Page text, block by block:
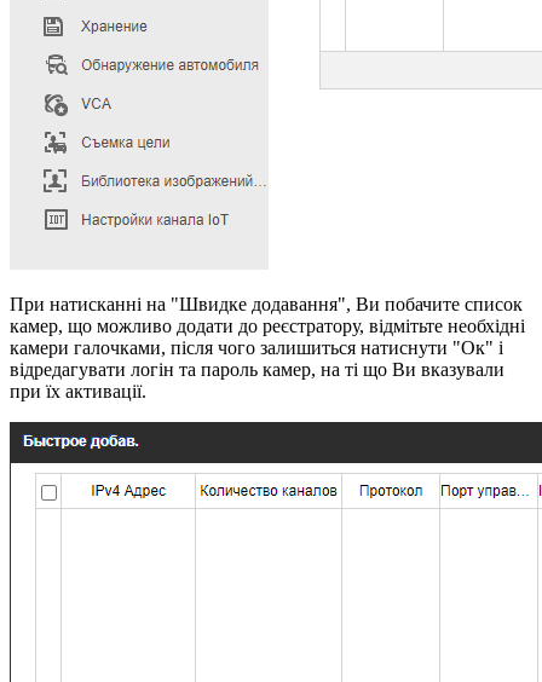
При натисканні на "Швидке додавання", Ви побачите список
камер, що можливо додати до реєстратору, відмітьте необхідні
камери галочками, після чого залишиться натиснути "Ок" і
відредагувати логін та пароль камер, на ті що Ви вказували
при їх активації.